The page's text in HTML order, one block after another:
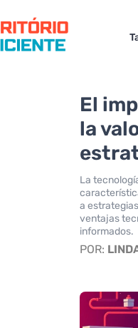
El
la
La
a
ventajas
informados.
POR: